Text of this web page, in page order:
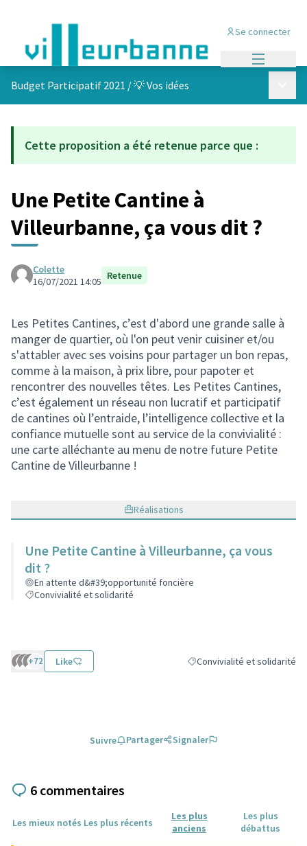
Se connecter
Budget Participatif 2021 /💡 Vos idées
Cette proposition a été retenue parce que :
Une Petite Cantine à
Villeurbanne, ça vous dit ?
Colette
16/07/2021 14:05 Retenue
Les Petites Cantines, c’est d'abord une grande salle à
manger de quartier, où l'on peut venir cuisiner et/ou
s'attabler avec ses voisins pour partager un bon repas,
comme à la maison, à prix libre, pour papoter et
rencontrer des nouvelles têtes. Les Petites Cantines,
c’est également un réseau non lucratif et participatif
de cantines où l’entraide, l’intelligence collective et la
confiance mutuelle sont au service de la convivialité :
une carte alléchante au menu de notre future Petite
Cantine de Villeurbanne !
Réalisations
Une Petite Cantine à Villeurbanne, ça vous
dit ?
En attente d&#39;opportunité foncière
Convivialité et solidarité
+72 Like Filtrer les résultats de la
Convivialité et solidarité
Suivre Partager Signaler
6 commentaires
Les mieux notés Les plus récents
Les plus
anciens
Les plus
débattus